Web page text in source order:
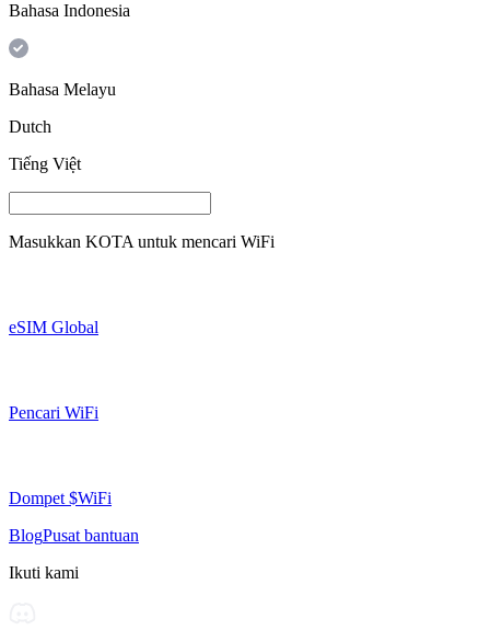
Bahasa Indonesia
Bahasa Melayu
Dutch
Tiếng Việt
Masukkan KOTA untuk mencari WiFi
eSIM Global
Pencari WiFi
Dompet $WiFi
BlogPusat bantuan
Ikuti kami